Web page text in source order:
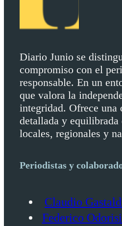
Diario Junio se
compromiso con el
responsable. En un
que valora la
integridad. Ofrece una
detallada y equilibrada
locales, regionales y
Periodistas y
Claudio
Federico